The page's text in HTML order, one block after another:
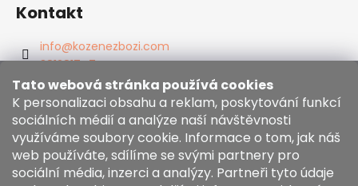
Tato webová stránka používá cookies
K personalizaci obsahu a reklam, poskytování funkcí
sociálních médií a analýze naší návštěvnosti
využíváme soubory cookie. Informace o tom, jak náš
web používáte, sdílíme se svými partnery pro
sociální média, inzerci a analýzy. Partneři tyto údaje
Kontakt
info@kozenezbozi.com
381281747
603225633
https://www.facebook.com/kozenezbozi/
Informace pro vás